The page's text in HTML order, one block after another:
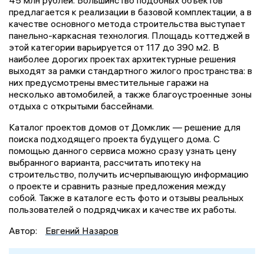
предлагается к реализации в базовой комплектации, а в
качестве основного метода строительства выступает
панельно-каркасная технология. Площадь коттеджей в
этой категории варьируется от 117 до 390 м2. В
наиболее дорогих проектах архитектурные решения
выходят за рамки стандартного жилого пространства: в
них предусмотрены вместительные гаражи на
несколько автомобилей, а также благоустроенные зоны
отдыха с открытыми бассейнами.
Каталог проектов домов от Домклик — решение для
поиска подходящего проекта будущего дома. С
помощью данного сервиса можно сразу узнать цену
выбранного варианта, рассчитать ипотеку на
строительство, получить исчерпывающую информацию
о проекте и сравнить разные предложения между
собой. Также в каталоге есть фото и отзывы реальных
пользователей о подрядчиках и качестве их работы.
Автор:
Евгений Назаров